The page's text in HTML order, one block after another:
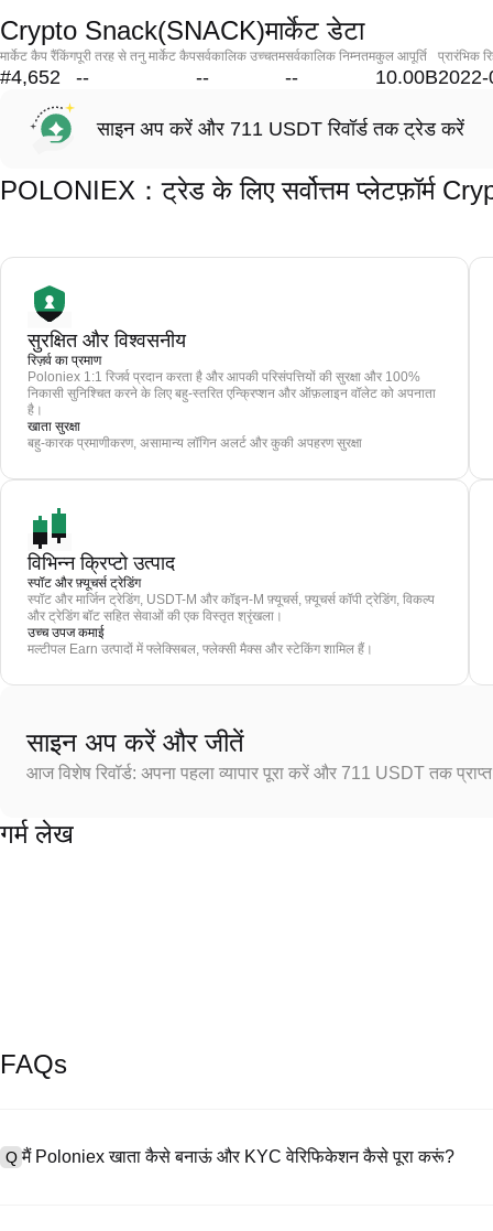
Crypto Snack(SNACK)मार्केट डेटा
मार्केट कैप रैंकिंग
#4,652
पूरी तरह से तनु मार्केट कैप
--
सर्वकालिक उच्चतम
--
सर्वकालिक निम्नतम
--
कुल आपूर्ति
10.00B
प्रारंभिक
साइन अप करें और 711 USDT रिवॉर्ड तक ट्रेड करें
POLONIEX：ट्रेड के लिए सर्वोत्तम प्लेटफ़ॉर्म
सुरक्षित और विश्वसनीय
रिज़र्व का प्रमाण
Poloniex 1:1 रिजर्व प्रदान करता है और आपकी परिसंपत्तियों की सुरक्षा और 100%
निकासी सुनिश्चित करने के लिए बहु-स्तरित एन्क्रिप्शन और ऑफ़लाइन वॉलेट को अपनाता
है।
खाता सुरक्षा
बहु-कारक प्रमाणीकरण, असामान्य लॉगिन अलर्ट और कुकी अपहरण सुरक्षा
विभिन्न क्रिप्टो उत्पाद
स्पॉट और फ़्यूचर्स ट्रेडिंग
स्पॉट और मार्जिन ट्रेडिंग, USDT-M और कॉइन-M फ़्यूचर्स, फ़्यूचर्स कॉपी ट्रेडिंग, विकल्प
और ट्रेडिंग बॉट सहित सेवाओं की एक विस्तृत श्रृंखला।
उच्च उपज कमाई
मल्टीपल Earn उत्पादों में फ्लेक्सिबल, फ्लेक्सी मैक्स और स्टेकिंग शामिल हैं।
साइन अप करें और जीतें
आज विशेष रिवॉर्ड: अपना पहला व्यापार पूरा करें और 711 USDT तक
गर्म लेख
FAQs
Q मैं Poloniex खाता कैसे बनाऊं और KYC वेरिफिकेशन कैसे पूरा करूं?